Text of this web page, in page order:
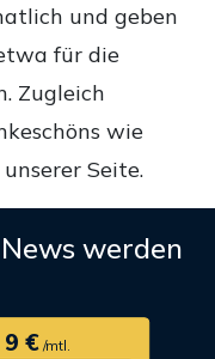
und geben
für die
Zugleich
wie
Seite.
werden
9 €/mtl.